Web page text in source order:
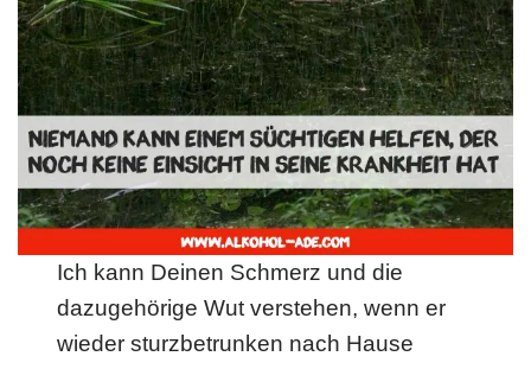
Ich kann Deinen Schmerz und die
dazugehörige Wut verstehen, wenn er
wieder sturzbetrunken nach Hause